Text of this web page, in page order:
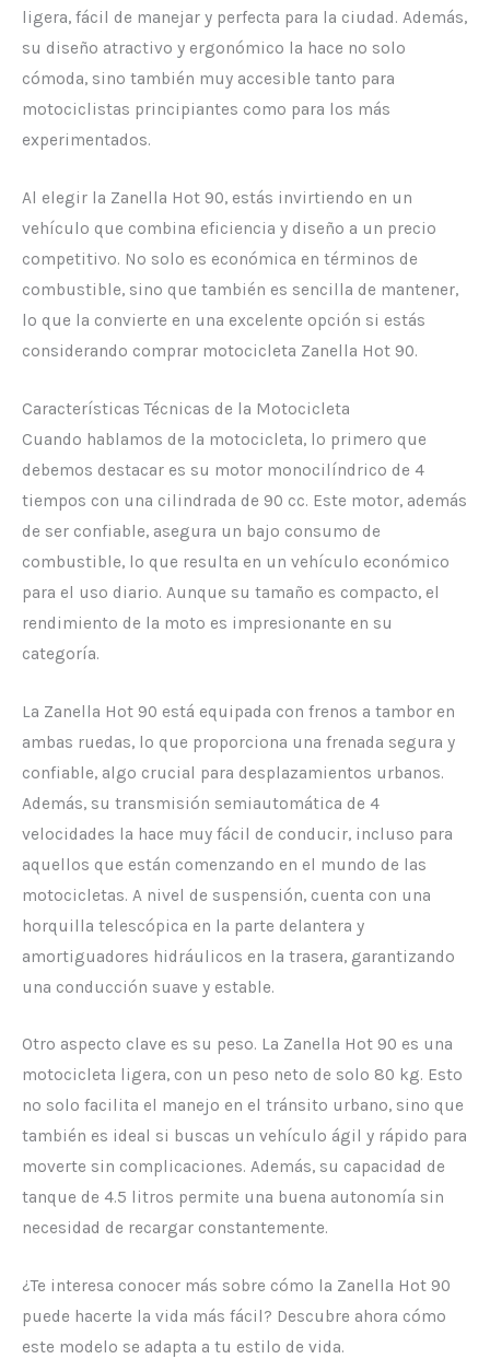
ligera, fácil de manejar y perfecta para la ciudad. Además,
su diseño atractivo y ergonómico la hace no solo
cómoda, sino también muy accesible tanto para
motociclistas principiantes como para los más
experimentados.
Al elegir la Zanella Hot 90, estás invirtiendo en un
vehículo que combina eficiencia y diseño a un precio
competitivo. No solo es económica en términos de
combustible, sino que también es sencilla de mantener,
lo que la convierte en una excelente opción si estás
considerando comprar motocicleta Zanella Hot 90.
Características Técnicas de la Motocicleta
Cuando hablamos de la motocicleta, lo primero que
debemos destacar es su motor monocilíndrico de 4
tiempos con una cilindrada de 90 cc. Este motor, además
de ser confiable, asegura un bajo consumo de
combustible, lo que resulta en un vehículo económico
para el uso diario. Aunque su tamaño es compacto, el
rendimiento de la moto es impresionante en su
categoría.
La Zanella Hot 90 está equipada con frenos a tambor en
ambas ruedas, lo que proporciona una frenada segura y
confiable, algo crucial para desplazamientos urbanos.
Además, su transmisión semiautomática de 4
velocidades la hace muy fácil de conducir, incluso para
aquellos que están comenzando en el mundo de las
motocicletas. A nivel de suspensión, cuenta con una
horquilla telescópica en la parte delantera y
amortiguadores hidráulicos en la trasera, garantizando
una conducción suave y estable.
Otro aspecto clave es su peso. La Zanella Hot 90 es una
motocicleta ligera, con un peso neto de solo 80 kg. Esto
no solo facilita el manejo en el tránsito urbano, sino que
también es ideal si buscas un vehículo ágil y rápido para
moverte sin complicaciones. Además, su capacidad de
tanque de 4.5 litros permite una buena autonomía sin
necesidad de recargar constantemente.
¿Te interesa conocer más sobre cómo la Zanella Hot 90
puede hacerte la vida más fácil? Descubre ahora cómo
este modelo se adapta a tu estilo de vida.